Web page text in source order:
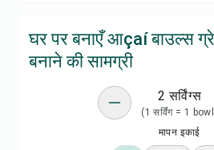
घर पर बनाएँ आçaí बाउल्स
बनाने की सामग्री
2 सर्विंग्स
(1 सर्विंग = 1
मापन इकाई